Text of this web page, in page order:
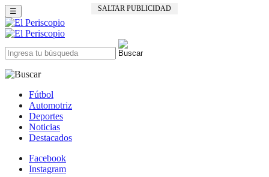
SALTAR PUBLICIDAD
☰
Fútbol
Automotriz
Deportes
Noticias
Destacados
Facebook
Instagram